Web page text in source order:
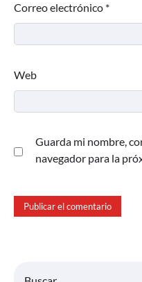
Correo electrónico *
Web
Guarda mi nombre,
navegador para la